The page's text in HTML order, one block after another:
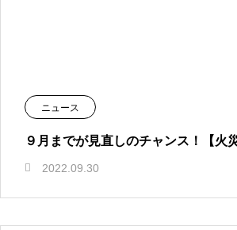
ニュース
９月までが見直しのチャンス！【火
2022.09.30